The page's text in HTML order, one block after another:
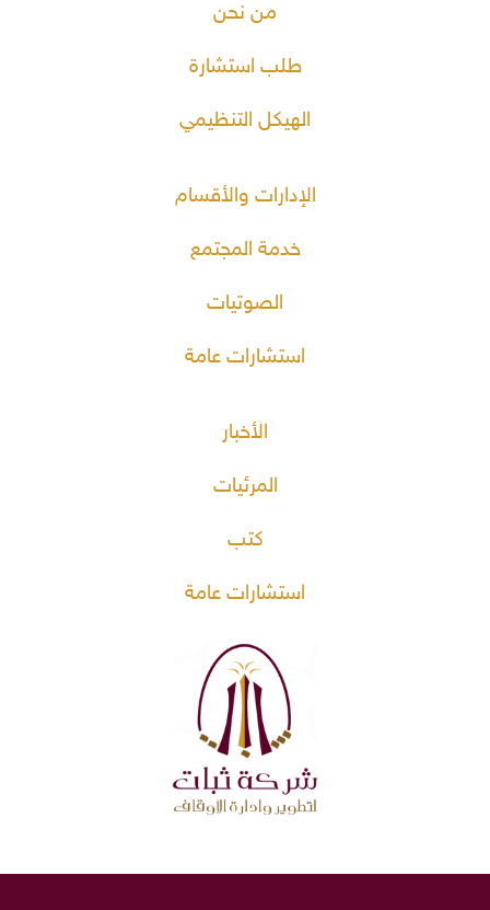
من نحن
طلب استشارة
الهيكل التنظيمي
الإدارات والأقسام
خدمة المجتمع
الصوتيات
استشارات عامة
الأخبار
المرئيات
كتب
استشارات عامة